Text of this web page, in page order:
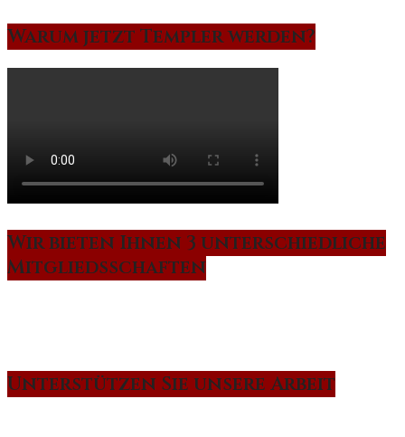
Warum jetzt Templer werden?
Wir bieten Ihnen 3 unterschiedliche
Mitgliedsschaften
Unterstützen Sie unsere Arbeit